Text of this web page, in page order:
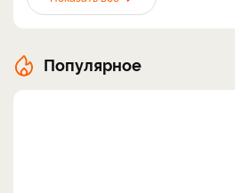
Популярное